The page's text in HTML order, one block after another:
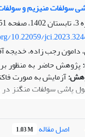
سولفات منیزیم و
10.22059/
رجب زاده، خدیجه
پژوهش حاضر به­ منظور
­پاشی سولفات ‏منگنز
هزار) در مراحل شروع غده ­دهی و 50
در سطح پنج
بر ارتفاع بوته در سطح
اصل مقاله 1.03 M